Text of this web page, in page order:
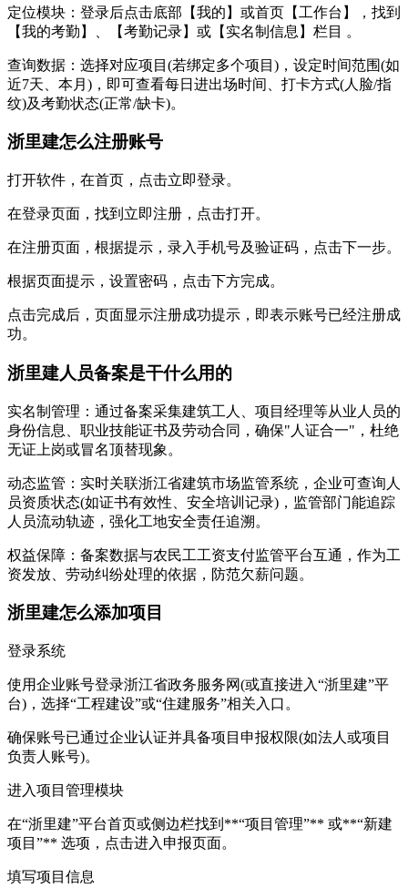
‌定位模块‌：登录后点击底部【我的】或首页【工作台】，找到
【我的考勤】、【考勤记录】或【实名制信息】栏目 。
‌查询数据‌：选择对应项目(若绑定多个项目)，设定时间范围(如
近7天、本月)，即可查看每日‌进出场时间‌、‌打卡方式‌(人脸/指
纹)及‌考勤状态‌(正常/缺卡)。‌‌
浙里建怎么注册账号
打开软件，在首页，点击立即登录。
在登录页面，找到立即注册，点击打开。
在注册页面，根据提示，录入手机号及验证码，点击下一步。
根据页面提示，设置密码，点击下方完成。
点击完成后，页面显示注册成功提示，即表示账号已经注册成
功。
浙里建人员备案是干什么用的
实名制管理：通过备案采集建筑工人、项目经理等从业人员的
身份信息、职业技能证书及劳动合同，确保"人证合一"，杜绝
无证上岗或冒名顶替现象。
动态监管：实时关联浙江省建筑市场监管系统，企业可查询人
员资质状态(如证书有效性、安全培训记录)，监管部门能追踪
人员流动轨迹，强化工地安全责任追溯。
权益保障：备案数据与农民工工资支付监管平台互通，作为工
资发放、劳动纠纷处理的依据，防范欠薪问题。
浙里建怎么添加项目
登录系统
使用企业账号登录浙江省政务服务网(或直接进入“浙里建”平
台)，选择“工程建设”或“住建服务”相关入口。
确保账号已通过企业认证并具备项目申报权限(如法人或项目
负责人账号)。
进入项目管理模块
在“浙里建”平台首页或侧边栏找到**“项目管理”** 或**“新建
项目”** 选项，点击进入申报页面。
填写项目信息